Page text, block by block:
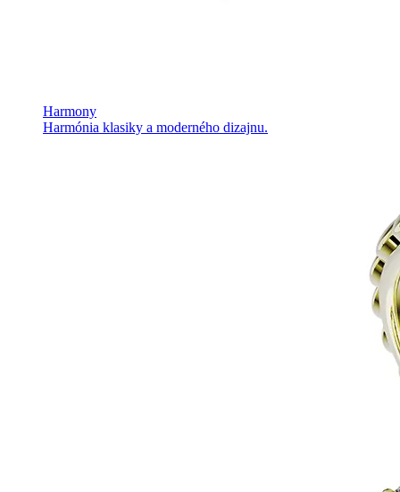
Harmony
Harmónia klasiky a moderného dizajnu.